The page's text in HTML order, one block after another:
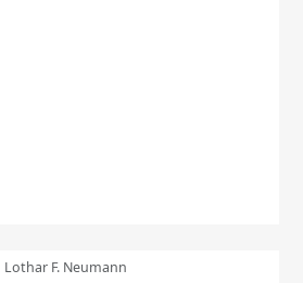
Lothar F. Neumann